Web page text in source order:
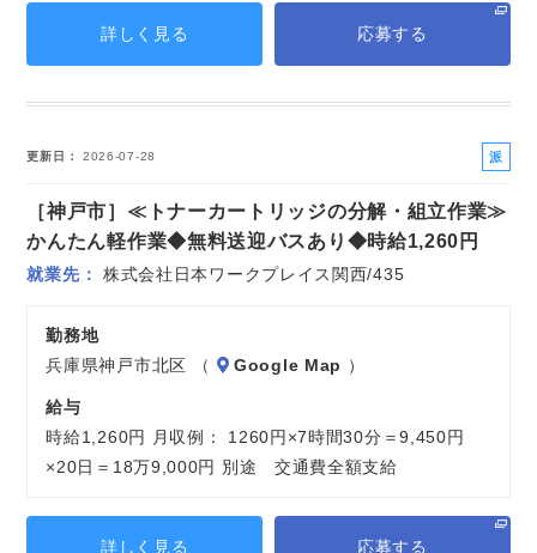
詳しく見る 応募する
更新日 2026-07-28
派
社
［神戸市］≪トナーカートリッジの分解・組立作業≫
かんたん軽作業◆無料送迎バスあり◆時給1,260円
就業先 株式会社日本ワークプレイス関西/435
勤務地
兵庫県神戸市北区 （
Google Map ）
給与
時給1,260円 月収例： 1260円×7時間30分＝9,450円
×20日＝18万9,000円 別途 交通費全額支給
詳しく見る 応募する